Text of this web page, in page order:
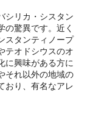
シリカ・シスタン
驚異です。近く
スタンティノープ
テオドシウスのオ
に興味がある方に
それ以外の地域の
おり、有名なアレ